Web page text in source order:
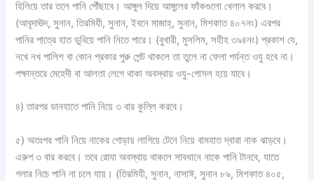
হিলিয়ে তার তলে পানি পৌঁছাবে। আঙ্গুল দিয়ে আঙ্গুলের ফাঁকগুলো খেলাল করবে।
(আবূদাঊদ, সুনান, তিরমিযী, সুনান, ইবনে মাজাহ্‌, সুনান, মিশকাত ৪০৭নং) এরপর
পানির পাত্রে হাত ডুবিয়ে পানি নিতে পারে। (বুখারী, মুসলিম, সহীহ ৩৯৪নং) প্রকাশ যে,
নখে নখ পালিশ বা কোন প্রকার পুরু পেন্ট থাকলে তা তুলে না ফেলা পর্যন্ত ওযু হবে না।
পক্ষান্তরে মেহেদী বা আলতা লেগে থাকা অবস্থায় ওযু-গোসল হয়ে যাবে।
৪) তারপর ডানহাতে পানি নিয়ে ৩ বার কুল্লি করবে।
৫) অতঃপর পানি নিয়ে নাকের গোড়ায় লাগিয়ে টেনে নিয়ে বামহাত দ্বারা নাক ঝাড়বে।
এরুপ ৩ বার করবে। তবে রোযা অবস্থায় থাকলে সাবধানে নাকে পানি টানবে, যাতে
গলার নিচে পানি না চলে যায়। (তিরমিযী, সুনান, নাসাঈ, সুনান ৮৯, মিশকাত ৪০৫,